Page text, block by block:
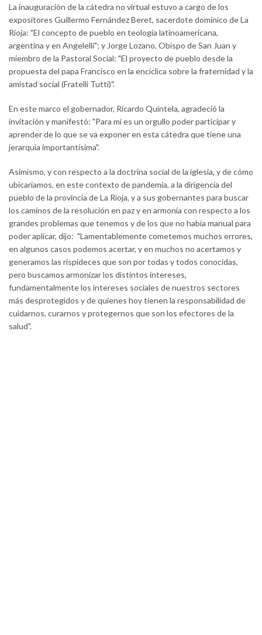
La inauguración de la cátedra no virtual estuvo a cargo de los
expositores Guillermo Fernández Beret, sacerdote dominico de La
Rioja: "El concepto de pueblo en teología latinoamericana,
argentina y en Angelelli"; y Jorge Lozano, Obispo de San Juan y
miembro de la Pastoral Social: "El proyecto de pueblo desde la
propuesta del papa Francisco en la encíclica sobre la fraternidad y la
amistad social (Fratelli Tutti)".
En este marco el gobernador, Ricardo Quintela, agradeció la
invitación y manifestó: "Para mí es un orgullo poder participar y
aprender de lo que se va exponer en esta cátedra que tiene una
jerarquía importantísima".
Asimismo, y con respecto a la doctrina social de la iglesia, y de cómo
ubicaríamos, en este contexto de pandemia, a la dirigencia del
pueblo de la provincia de La Rioja, y a sus gobernantes para buscar
los caminos de la resolución en paz y en armonía con respecto a los
grandes problemas que tenemos y de los que no había manual para
poder aplicar, dijo: "Lamentablemente cometemos muchos errores,
en algunos casos podemos acertar, y en muchos no acertamos y
generamos las rispideces que son por todas y todos conocidas,
pero buscamos armonizar los distintos intereses,
fundamentalmente los intereses sociales de nuestros sectores
más desprotegidos y de quienes hoy tienen la responsabilidad de
cuidarnos, curarnos y protegernos que son los efectores de la
salud".